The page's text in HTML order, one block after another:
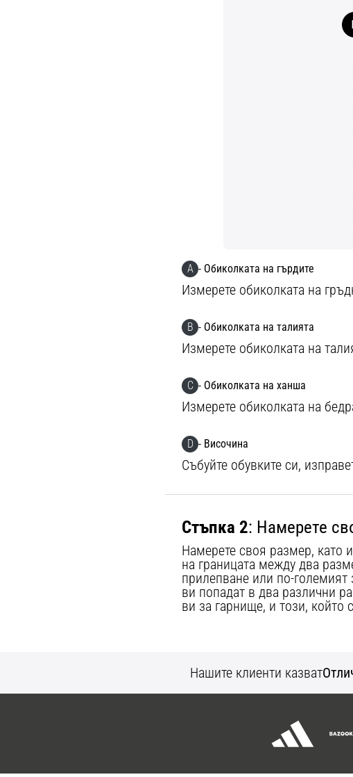
A - Обиколката на гърдите
Измерете обиколката на
B - Обиколката на талията
Измерете обиколката на
C - Обиколката на ханша
Измерете обиколката на
D - Височина
Събуйте обувките си,
Стъпка 2: Намерете
Намерете своя размер, като
на границата между два
прилепване или по-големият
ви попадат в два различни
ви за гарнище, и този, който
Нашите клиенти казват